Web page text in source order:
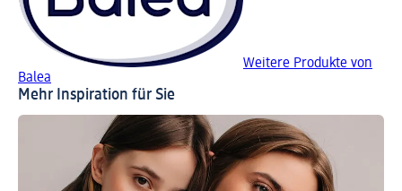
Weitere Produkte von
Balea
Mehr Inspiration für Sie